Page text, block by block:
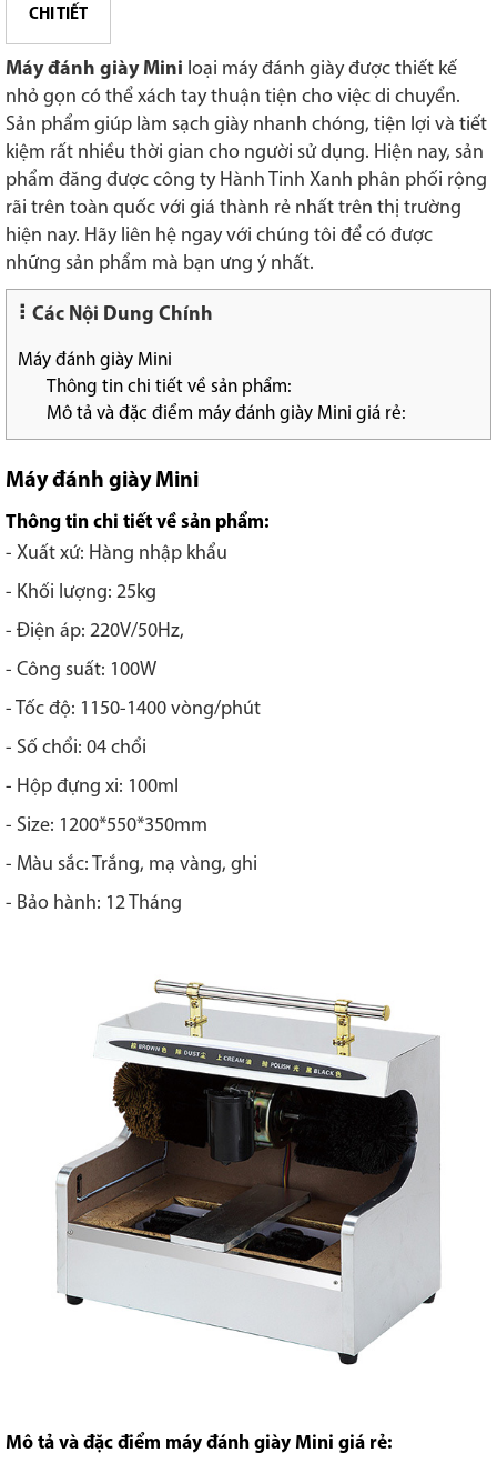
CHI TIẾT
Máy đánh giày Mini loại máy đánh giày được thiết kế
nhỏ gọn có thể xách tay thuận tiện cho việc di chuyển.
Sản phẩm giúp làm sạch giày nhanh chóng, tiện lợi và tiết
kiệm rất nhiều thời gian cho người sử dụng. Hiện nay, sản
phẩm đăng được công ty Hành Tinh Xanh phân phối rộng
rãi trên toàn quốc với giá thành rẻ nhất trên thị trường
hiện nay. Hãy liên hệ ngay với chúng tôi để có được
những sản phẩm mà bạn ưng ý nhất.
Các Nội Dung Chính
Máy đánh giày Mini
Thông tin chi tiết về sản phẩm:
Mô tả và đặc điểm máy đánh giày Mini giá rẻ:
Máy đánh giày Mini
Thông tin chi tiết về sản phẩm:
- Xuất xứ: Hàng nhập khẩu
- Khối lượng: 25kg
- Điện áp: 220V/50Hz,
- Công suất: 100W
- Tốc độ: 1150-1400 vòng/phút
- Số chổi: 04 chổi
- Hộp đựng xi: 100ml
- Size: 1200*550*350mm
- Màu sắc: Trắng, mạ vàng, ghi
- Bảo hành: 12 Tháng
Mô tả và đặc điểm máy đánh giày Mini giá rẻ: